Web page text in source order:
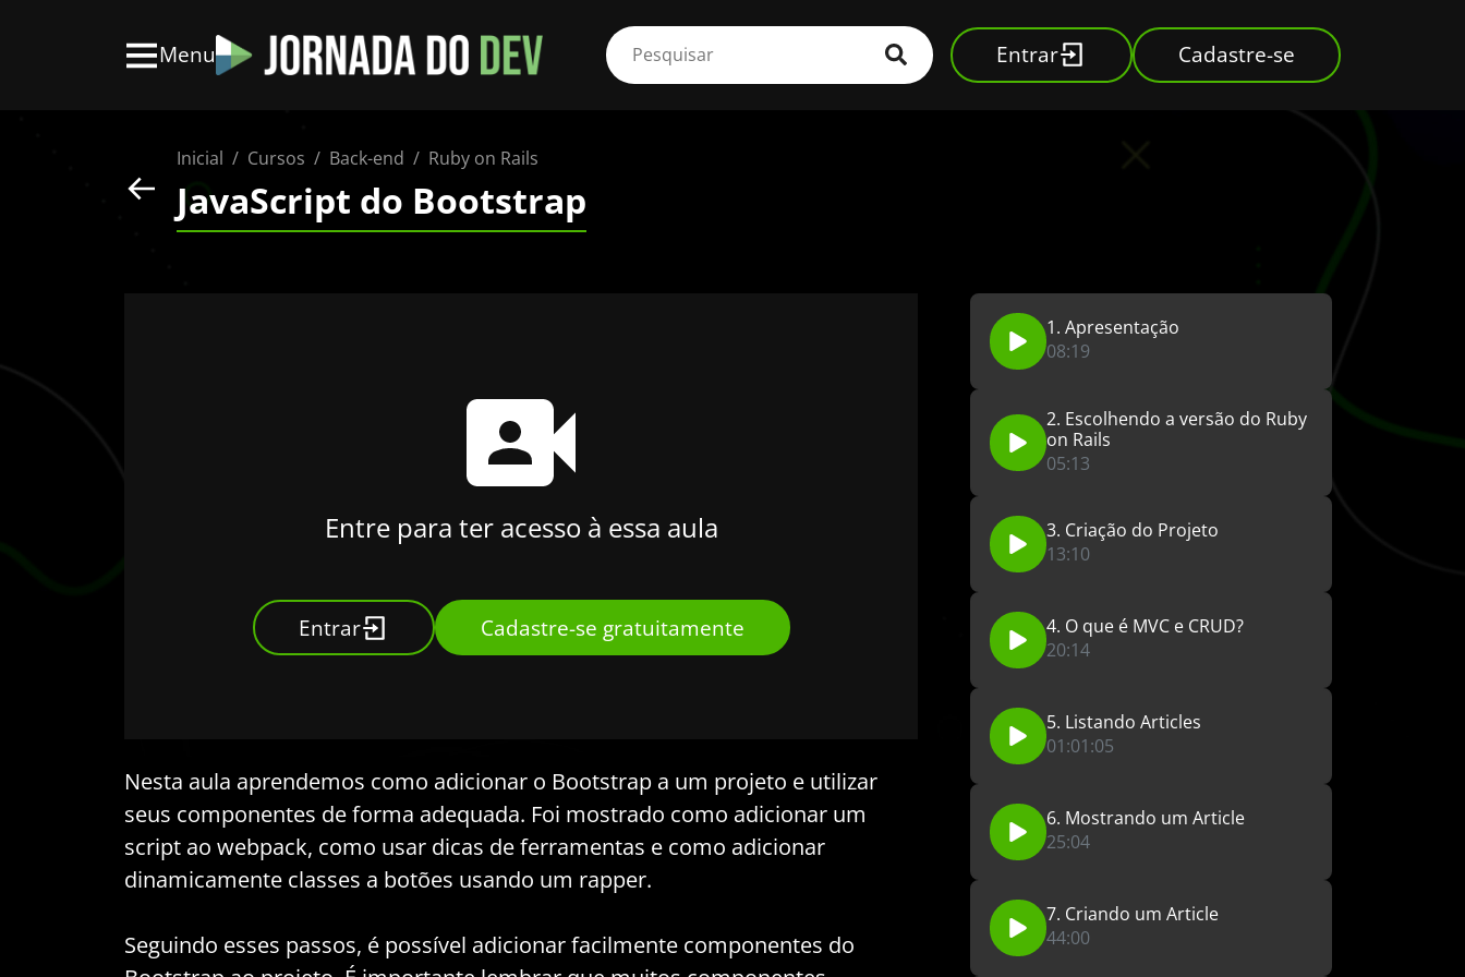
Menu Entrar Cadastre-se
Inicial Cursos Back-end Ruby on Rails
JavaScript do Bootstrap
Entre para ter acesso à essa aula
Entrar Cadastre-se gratuitamente
Nesta aula aprendemos como adicionar o Bootstrap a um projeto e utilizar
seus componentes de forma adequada. Foi mostrado como adicionar um
script ao webpack, como usar dicas de ferramentas e como adicionar
dinamicamente classes a botões usando um rapper.
Seguindo esses passos, é possível adicionar facilmente componentes do
1. Apresentação
08:19
2. Escolhendo a versão do Ruby
on Rails
05:13
3. Criação do Projeto
13:10
4. O que é MVC e CRUD?
20:14
5. Listando Articles
01:01:05
6. Mostrando um Article
25:04
7. Criando um Article
44:00